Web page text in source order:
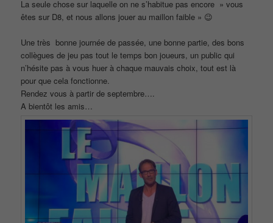
La seule chose sur laquelle on ne s’habitue pas encore » vous
êtes sur D8, et nous allons jouer au maillon faible » 😉
Une très bonne journée de passée, une bonne partie, des bons
collègues de jeu pas tout le temps bon joueurs, un public qui
n’hésite pas à vous huer à chaque mauvais choix, tout est là
pour que cela fonctionne.
Rendez vous à partir de septembre….
A bientôt les amis…